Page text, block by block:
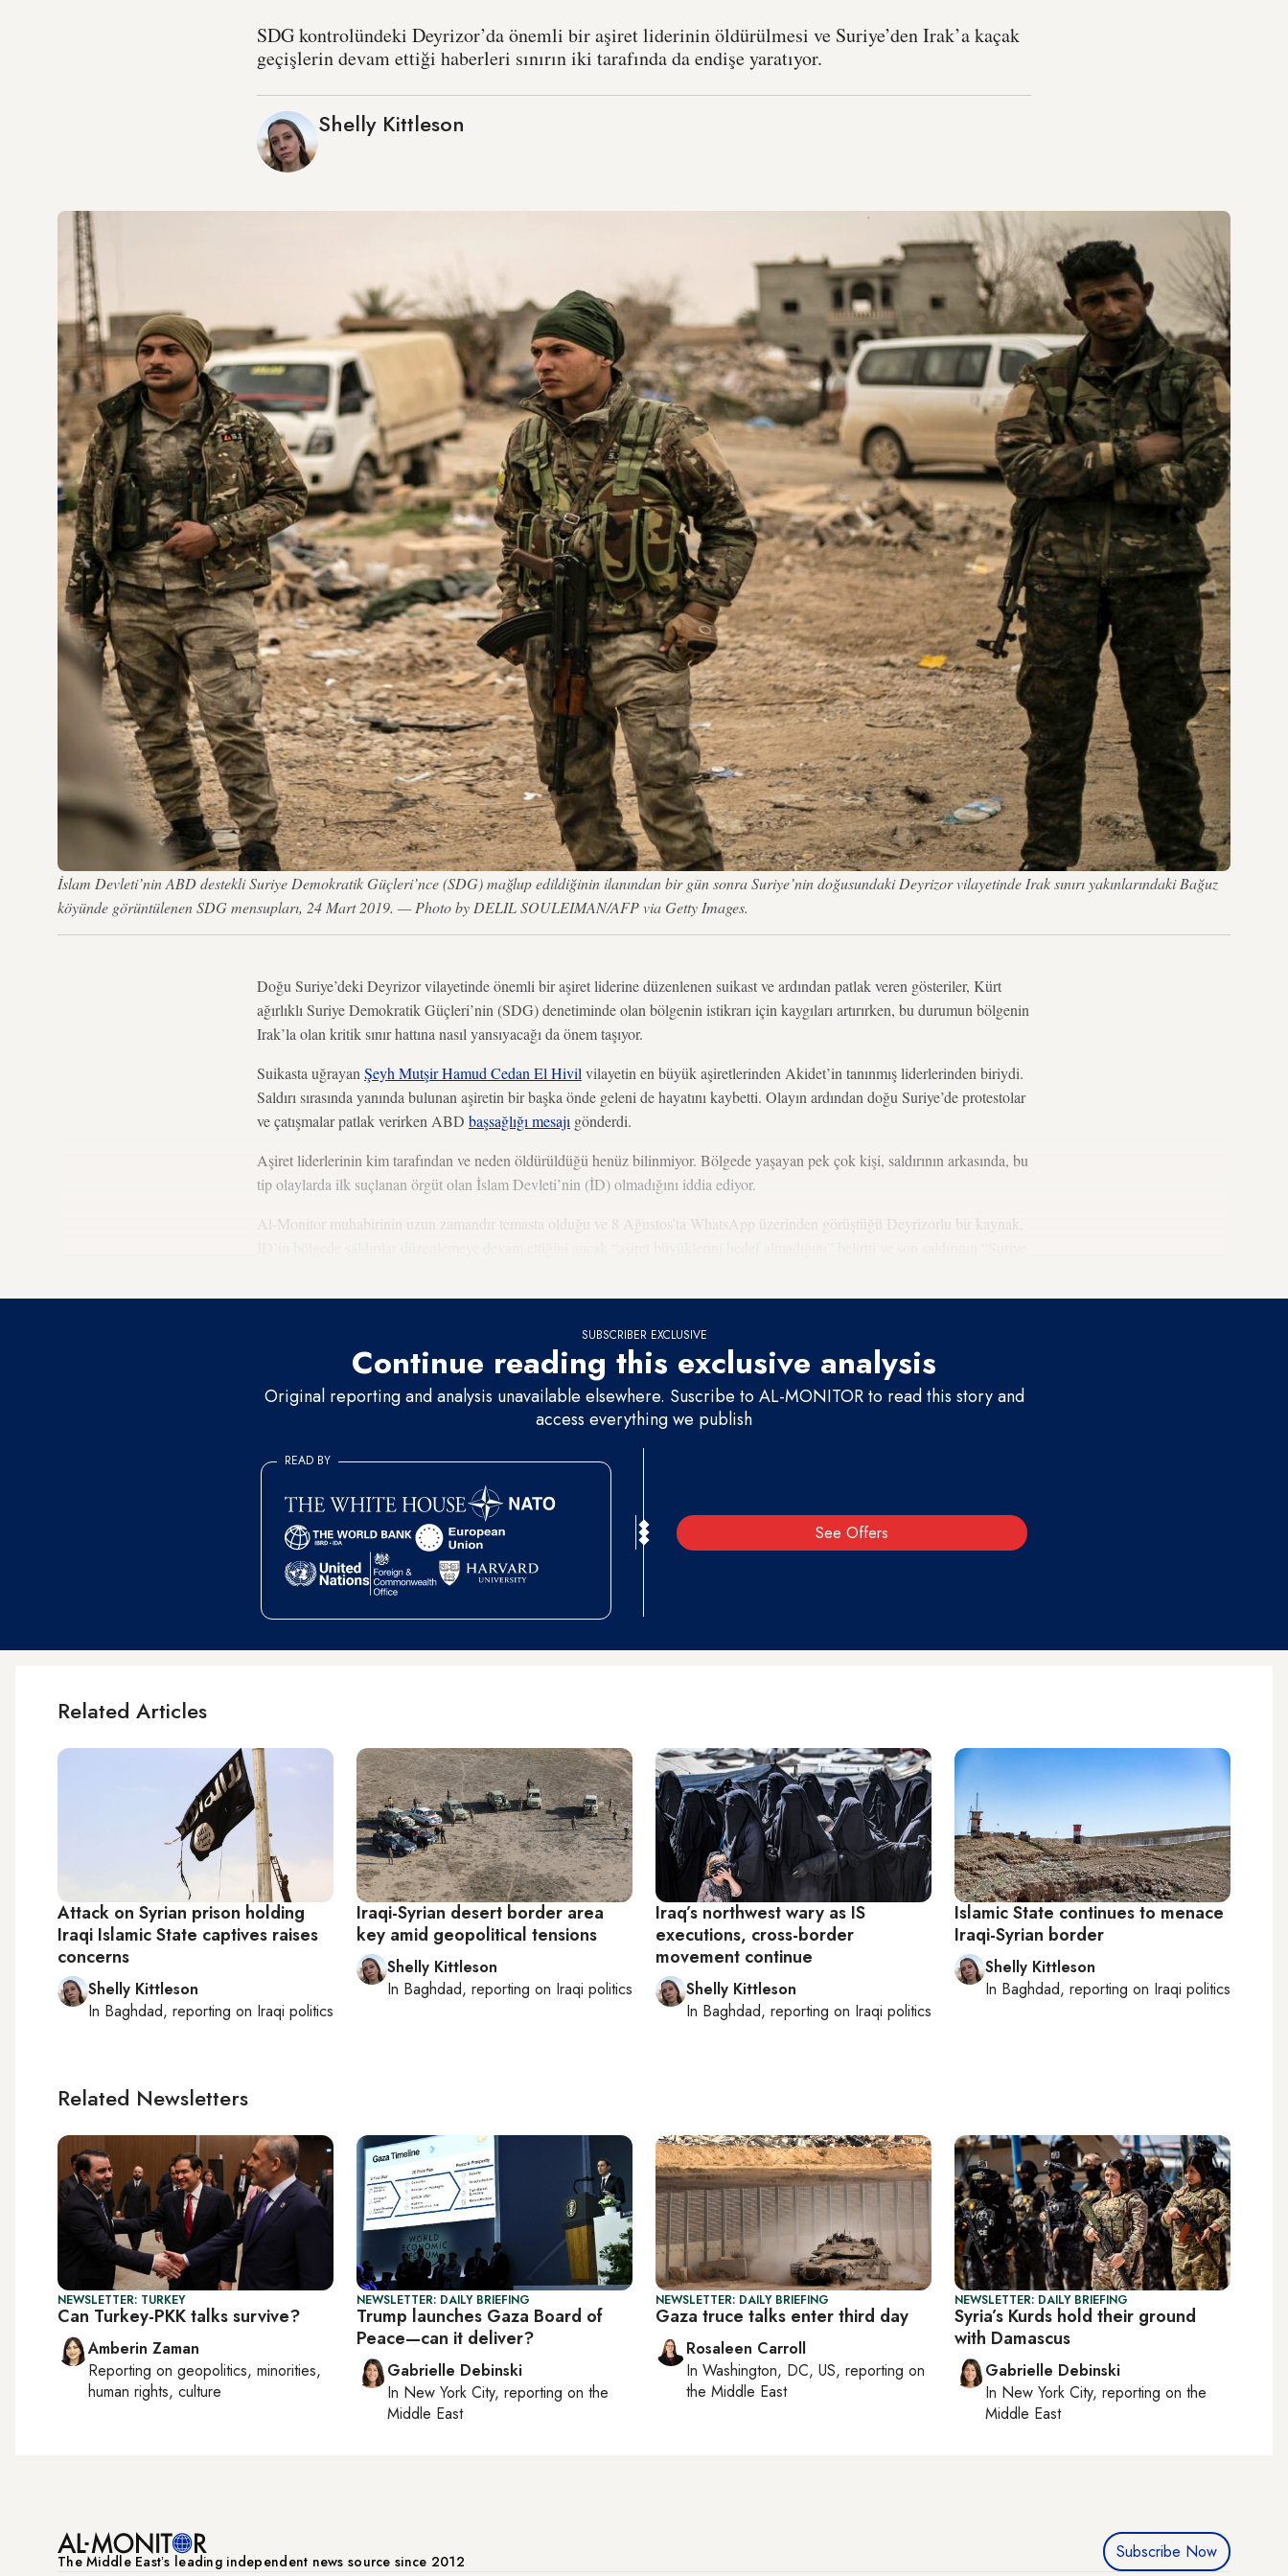
SDG kontrolündeki Deyrizor’da önemli bir aşiret liderinin öldürülmesi ve Suriye’den Irak’a kaçak
geçişlerin devam ettiği haberleri sınırın iki tarafında da endişe yaratıyor.
Shelly Kittleson
İslam Devleti’nin ABD destekli Suriye Demokratik Güçleri’nce (SDG) mağlup edildiğinin ilanından bir gün sonra Suriye’nin doğusundaki Deyrizor vilayetinde Irak sınırı yakınlarındaki Bağuz
köyünde görüntülenen SDG mensupları, 24 Mart 2019. — Photo by DELIL SOULEIMAN/AFP via Getty Images.
Doğu Suriye’deki Deyrizor vilayetinde önemli bir aşiret liderine düzenlenen suikast ve ardından patlak veren gösteriler, Kürt
ağırlıklı Suriye Demokratik Güçleri’nin (SDG) denetiminde olan bölgenin istikrarı için kaygıları artırırken, bu durumun bölgenin
Irak’la olan kritik sınır hattına nasıl yansıyacağı da önem taşıyor.
Suikasta uğrayan Şeyh Mutşir Hamud Cedan El Hivil vilayetin en büyük aşiretlerinden Akidet’in tanınmış liderlerinden biriydi.
Saldırı sırasında yanında bulunan aşiretin bir başka önde geleni de hayatını kaybetti. Olayın ardından doğu Suriye’de protestolar
ve çatışmalar patlak verirken ABD başsağlığı mesajı gönderdi.
Aşiret liderlerinin kim tarafından ve neden öldürüldüğü henüz bilinmiyor. Bölgede yaşayan pek çok kişi, saldırının arkasında, bu
tip olaylarda ilk suçlanan örgüt olan İslam Devleti’nin (İD) olmadığını iddia ediyor.
Al-Monitor muhabirinin uzun zamandır temasta olduğu ve 8 Ağustos’ta WhatsApp üzerinden görüştüğü Deyrizorlu bir kaynak,
SUBSCRIBER EXCLUSIVE
Continue reading this exclusive analysis
Original reporting and analysis unavailable elsewhere. Suscribe to AL-MONITOR to read this story and
access everything we publish
See Offers
READ BY
Related Articles
Attack on Syrian prison holding
Iraqi Islamic State captives raises
concerns
Shelly Kittleson
In Baghdad, reporting on Iraqi politics
Iraqi-Syrian desert border area
key amid geopolitical tensions
Shelly Kittleson
In Baghdad, reporting on Iraqi politics
Iraq’s northwest wary as IS
executions, cross-border
movement continue
Shelly Kittleson
In Baghdad, reporting on Iraqi politics
Islamic State continues to menace
Iraqi-Syrian border
Shelly Kittleson
In Baghdad, reporting on Iraqi politics
Related Newsletters
NEWSLETTER: TURKEY
Can Turkey-PKK talks survive?
Amberin Zaman
Reporting on geopolitics, minorities,
human rights, culture
NEWSLETTER: DAILY BRIEFING
Trump launches Gaza Board of
Peace—can it deliver?
Gabrielle Debinski
In New York City, reporting on the
Middle East
NEWSLETTER: DAILY BRIEFING
Gaza truce talks enter third day
Rosaleen Carroll
In Washington, DC, US, reporting on
the Middle East
NEWSLETTER: DAILY BRIEFING
Syria’s Kurds hold their ground
with Damascus
Gabrielle Debinski
In New York City, reporting on the
Middle East
The Middle Eastʼs leading independent news source since 2012 Subscribe Now